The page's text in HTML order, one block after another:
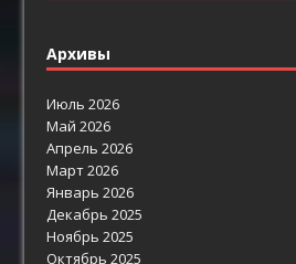
Архивы
Июль 2026
Май 2026
Апрель 2026
Март 2026
Январь 2026
Декабрь 2025
Ноябрь 2025
Октябрь 2025